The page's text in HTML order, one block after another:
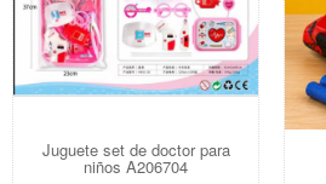
Juguete set de doctor para
niños A206704